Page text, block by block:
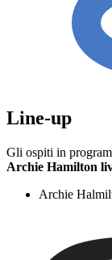
Line-up
Gli ospiti in
Archie Hamilton
Archie